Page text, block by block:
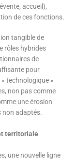
accueil),
de ces fonctions.
tangible de
rôles hybrides
de
pour
technologique »
non pas comme
une érosion
non adaptés.
territoriale
une nouvelle ligne